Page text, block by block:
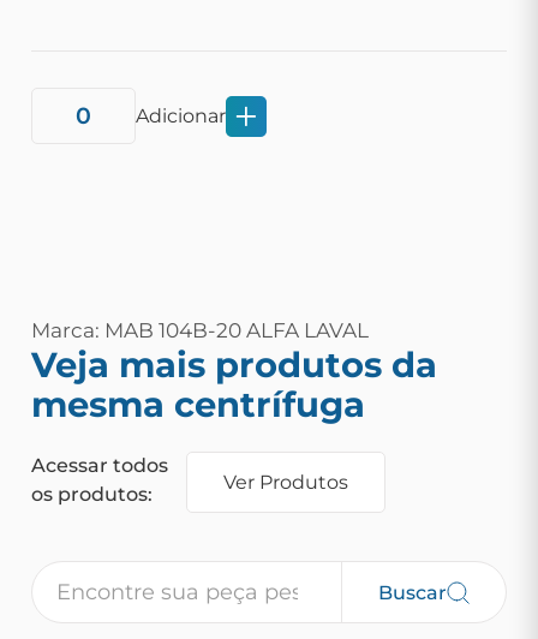
Adicionar
Marca: MAB 104B-20 ALFA LAVAL
Veja mais produtos da
mesma centrífuga
Acessar todos
os produtos:
Ver Produtos
Buscar